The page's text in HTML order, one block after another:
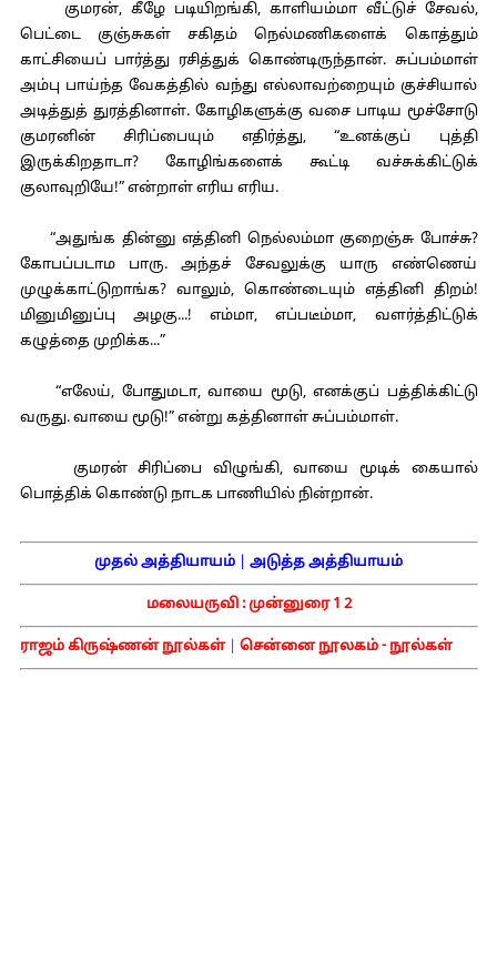
குமரன், கீழே படியிறங்கி, காளியம்மா வீட்டுச் சேவல்,
பெட்டை குஞ்சுகள் சகிதம் நெல்மணிகளைக் கொத்தும்
காட்சியைப் பார்த்து ரசித்துக் கொண்டிருந்தான். சுப்பம்மாள்
அம்பு பாய்ந்த வேகத்தில் வந்து எல்லாவற்றையும் குச்சியால்
அடித்துத் துரத்தினாள். கோழிகளுக்கு வசை பாடிய மூச்சோடு
குமரனின் சிரிப்பையும் எதிர்த்து, “உனக்குப் புத்தி
இருக்கிறதாடா? கோழிங்களைக் கூட்டி வச்சுக்கிட்டுக்
குலாவுறியே!” என்றாள் எரிய எரிய.
“அதுங்க தின்னு எத்தினி நெல்லம்மா குறைஞ்சு போச்சு?
கோபப்படாம பாரு. அந்தச் சேவலுக்கு யாரு எண்ணெய்
முழுக்காட்டுறாங்க? வாலும், கொண்டையும் எத்தினி திறம்!
மினுமினுப்பு அழகு...! எம்மா, எப்படீம்மா, வளர்த்திட்டுக்
கழுத்தை முறிக்க...”
“எலேய், போதுமடா, வாயை மூடு, எனக்குப் பத்திக்கிட்டு
வருது. வாயை மூடு!” என்று கத்தினாள் சுப்பம்மாள்.
குமரன் சிரிப்பை விழுங்கி, வாயை மூடிக் கையால்
பொத்திக் கொண்டு நாடக பாணியில் நின்றான்.
முதல் அத்தியாயம் அடுத்த அத்தியாயம்
மலையருவி :முன்னுரை1 2
ராஜம் கிருஷ்ணன் நூல்கள்| சென்னை நூலகம் - நூல்கள்